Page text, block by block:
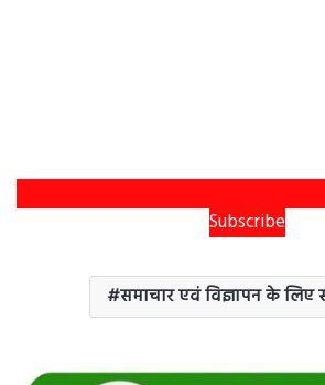
Subscribe
समाचार एवं विज्ञापन के लिए